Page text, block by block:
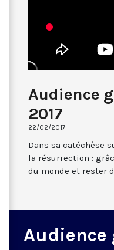
Audience
2017
22/02/2017
Dans sa catéchèse
la résurrection :
du monde et rester
Audience